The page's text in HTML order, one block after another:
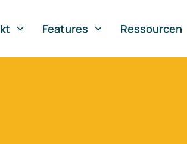
Features Ressourcen